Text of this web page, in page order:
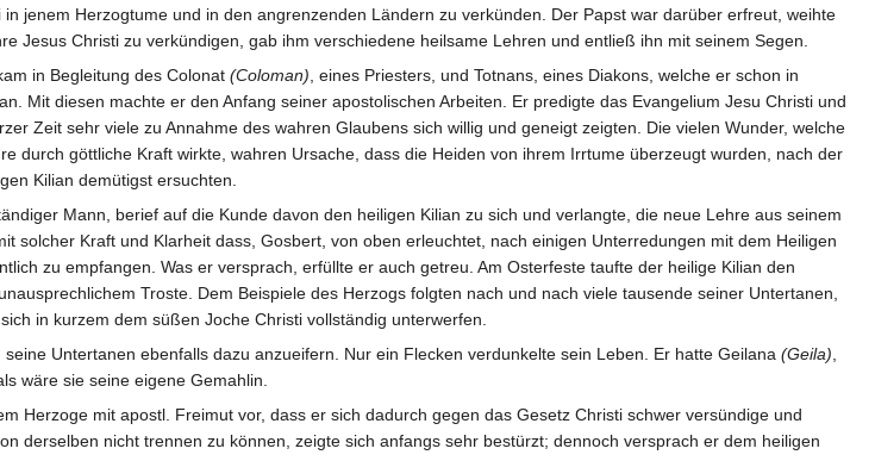
in jenem Herzogtume und in den angrenzenden Ländern zu verkünden. Der Papst war darüber erfreut, weihte
Jesus Christi zu verkündigen, gab ihm verschiedene heilsame Lehren und entließ ihn mit seinem Segen.
in Begleitung des Colonat (Coloman), eines Priesters, und Totnans, eines Diakons, welche er schon in
Mit diesen machte er den Anfang seiner apostolischen Arbeiten. Er predigte das Evangelium Jesu Christi und
Zeit sehr viele zu Annahme des wahren Glaubens sich willig und geneigt zeigten. Die vielen Wunder, welche
durch göttliche Kraft wirkte, wahren Ursache, dass die Heiden von ihrem Irrtume überzeugt wurden, nach der
Kilian demütigst ersuchten.
Mann, berief auf die Kunde davon den heiligen Kilian zu sich und verlangte, die neue Lehre aus seinem
solcher Kraft und Klarheit dass, Gosbert, von oben erleuchtet, nach einigen Unterredungen mit dem Heiligen
zu empfangen. Was er versprach, erfüllte er auch getreu. Am Osterfeste taufte der heilige Kilian den
Troste. Dem Beispiele des Herzogs folgten nach und nach viele tausende seiner Untertanen,
in kurzem dem süßen Joche Christi vollständig unterwerfen.
Untertanen ebenfalls dazu anzueifern. Nur ein Flecken verdunkelte sein Leben. Er hatte Geilana (Geila),
wäre sie seine eigene Gemahlin.
Herzoge mit apostl. Freimut vor, dass er sich dadurch gegen das Gesetz Christi schwer versündige und
derselben nicht trennen zu können, zeigte sich anfangs sehr bestürzt; dennoch versprach er dem heiligen